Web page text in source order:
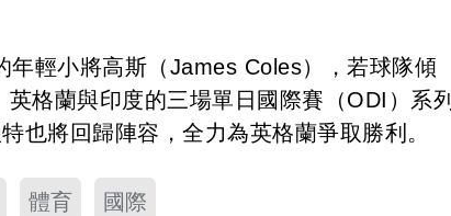
輕小將高斯（James Coles），若球隊傾
格蘭與印度的三場單日國際賽（ODI）系列
也將回歸陣容，全力為英格蘭爭取勝利。
體育 國際